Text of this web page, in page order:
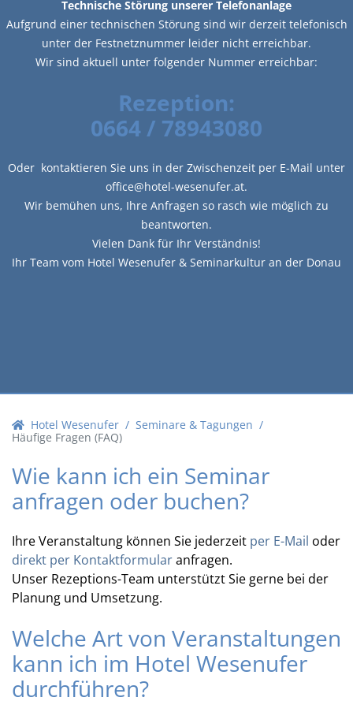
Technische Störung unserer Telefonanlage
Aufgrund einer technischen Störung sind wir derzeit telefonisch
unter der Festnetznummer leider nicht erreichbar.
Wir sind aktuell unter folgender Nummer erreichbar:
Rezeption:
0664 / 78943080
Oder kontaktieren Sie uns in der Zwischenzeit per E-Mail unter
office@hotel-wesenufer.at.
Wir bemühen uns, Ihre Anfragen so rasch wie möglich zu
beantworten.
Vielen Dank für Ihr Verständnis!
Ihr Team vom Hotel Wesenufer & Seminarkultur an der Donau
Hotel Wesenufer
Seminare & Tagungen
Häufige Fragen (FAQ)
Wie kann ich ein Seminar
anfragen oder buchen?
Ihre Veranstaltung können Sie jederzeit per E-Mail oder
direkt per Kontaktformularanfragen.
Unser Rezeptions-Team unterstützt Sie gerne bei der
Planung und Umsetzung.
Welche Art von Veranstaltungen
kann ich im Hotel Wesenufer
durchführen?